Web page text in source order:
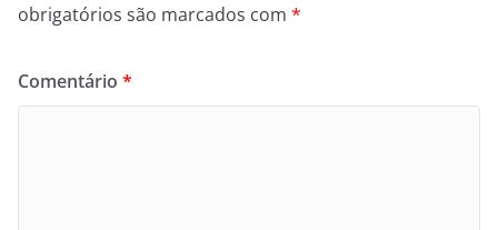
obrigatórios são marcados com *
Comentário *